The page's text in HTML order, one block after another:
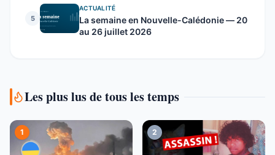
5
ACTUALITÉ
La semaine en Nouvelle-Calédonie — 20
au 26 juillet 2026
Les plus lus de tous les temps
1 2